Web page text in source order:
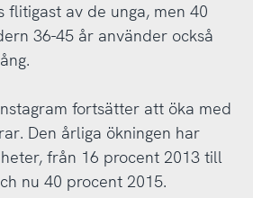
flitigast av de unga, men 40
36-45 år använder också
fortsätter att öka med
Den årliga ökningen har
från 16 procent 2013 till
nu 40 procent 2015.